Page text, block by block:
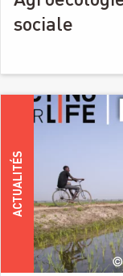
sociale
ACTUALITÉS
©